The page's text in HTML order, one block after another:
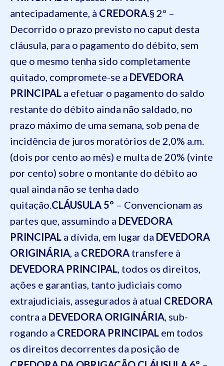
antecipadamente, à CREDORA.§ 2º –
Decorrido o prazo previsto no caput desta
cláusula, para o pagamento do débito, sem
que o mesmo tenha sido completamente
quitado, compromete-se a DEVEDORA
PRINCIPAL a efetuar o pagamento do saldo
restante do débito ainda não saldado, no
prazo máximo de uma semana, sob pena de
incidência de juros moratórios de 2,0% a.m.
(dois por cento ao mês) e multa de 20% (vinte
por cento) sobre o montante do débito ao
qual ainda não se tenha dado
quitação.CLÁUSULA 5º – Convencionam as
partes que, assumindo a DEVEDORA
PRINCIPAL a dívida, em lugar da DEVEDORA
ORIGINÁRIA, a CREDORA transfere à
DEVEDORA PRINCIPAL, todos os direitos,
ações e garantias, tanto judiciais como
extrajudiciais, assegurados à atual CREDORA
contra a DEVEDORA ORIGINÁRIA, sub-
rogando a CREDORA PRINCIPAL em todos
os direitos decorrentes da posição de